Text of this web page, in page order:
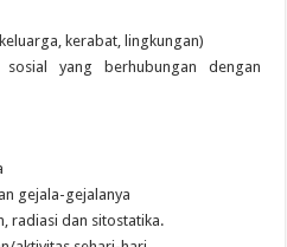
kerabat, lingkungan)
yang berhubungan dengan
gejala-gejalanya
radiasi dan sitostatika.